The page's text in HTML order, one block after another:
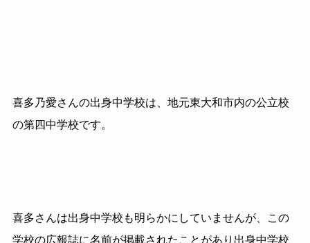
喜多乃愛さんの出身中学校は、地元東大和市内の公立校
の第四中学校です。
喜多さんは出身中学校も明らかにしていませんが、この
学校の広報誌に名前が掲載されたことがあり出身中学校